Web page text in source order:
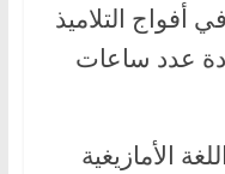
أفواج التلاميذ
عدد ساعات
الأمازيغية